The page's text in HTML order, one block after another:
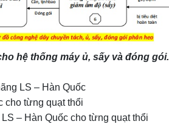
hệ thống máy ủ, sấy và đóng gói.
LS – Hàn Quốc
cho từng quạt thổi
– Hàn Quốc cho từng quạt thổi